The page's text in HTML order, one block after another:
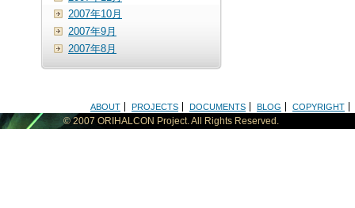
2007年10月
2007年9月
2007年8月
フッターサイトメニュー
ABOUT PROJECTS DOCUMENTS BLOG COPYRIGHT
© 2007 ORIHALCON Project. All Rights Reserved.